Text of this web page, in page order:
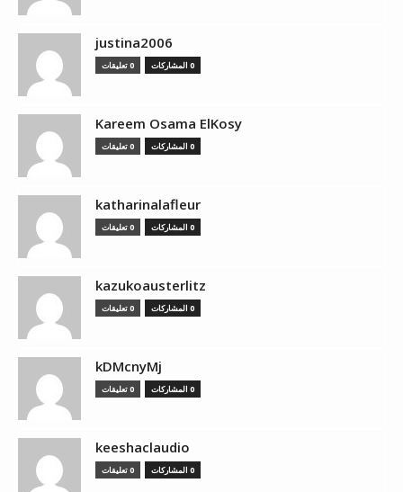
justina2006
0 المشاركات 0 تعليقات
Kareem Osama ElKosy
0 المشاركات 0 تعليقات
katharinalafleur
0 المشاركات 0 تعليقات
kazukoausterlitz
0 المشاركات 0 تعليقات
kDMcnyMj
0 المشاركات 0 تعليقات
keeshaclaudio
0 المشاركات 0 تعليقات